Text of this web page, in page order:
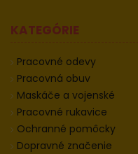
KATEGÓRIE
Pracovné odevy
Pracovná obuv
Maskáče a vojenské
Pracovné rukavice
Ochranné pomôcky
Dopravné značenie